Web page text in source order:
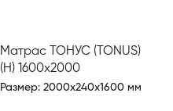
Матрас ТОНУС (TONUS)
(Н) 1600х2000
Размер: 2000x240x1600 мм